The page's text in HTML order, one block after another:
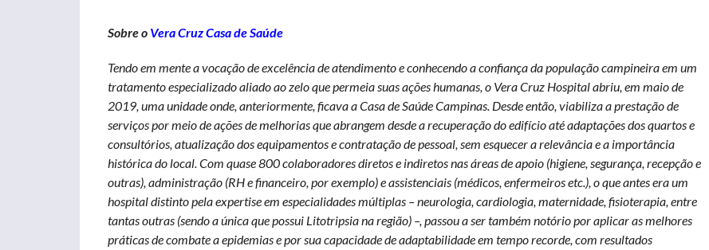
Sobre o Vera Cruz Casa de Saúde
Tendo em mente a vocação de excelência de atendimento e conhecendo a confiança da população campineira em um
tratamento especializado aliado ao zelo que permeia suas ações humanas, o Vera Cruz Hospital abriu, em maio de
2019, uma unidade onde, anteriormente, ficava a Casa de Saúde Campinas. Desde então, viabiliza a prestação de
serviços por meio de ações de melhorias que abrangem desde a recuperação do edifício até adaptações dos quartos e
consultórios, atualização dos equipamentos e contratação de pessoal, sem esquecer a relevância e a importância
histórica do local. Com quase 800 colaboradores diretos e indiretos nas áreas de apoio (higiene, segurança, recepção e
outras), administração (RH e financeiro, por exemplo) e assistenciais (médicos, enfermeiros etc.), o que antes era um
hospital distinto pela expertise em especialidades múltiplas – neurologia, cardiologia, maternidade, fisioterapia, entre
tantas outras (sendo a única que possui Litotripsia na região) –, passou a ser também notório por aplicar as melhores
práticas de combate a epidemias e por sua capacidade de adaptabilidade em tempo recorde, com resultados